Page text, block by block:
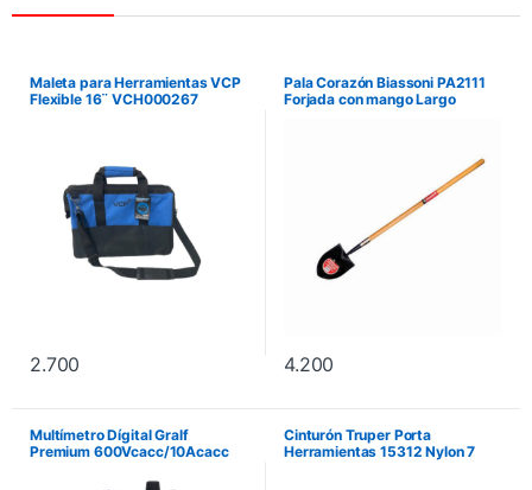
Maleta para Herramientas VCP
Flexible 16¨ VCH000267
2.700
Pala Corazón Biassoni PA2111
Forjada con mango Largo
4.200
Multímetro Dígital Gralf
Premium 600Vcacc/10Acacc
Cinturón Truper Porta
Herramientas 15312 Nylon 7